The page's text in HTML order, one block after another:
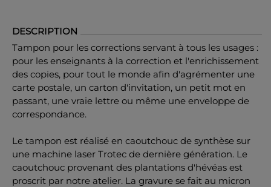
DESCRIPTION
Tampon pour les corrections servant à tous les usages :
pour les enseignants à la correction et l'enrichissement
des copies, pour tout le monde afin d'agrémenter une
carte postale, un carton d'invitation, un petit mot en
passant, une vraie lettre ou même une enveloppe de
correspondance.
Le tampon est réalisé en caoutchouc de synthèse sur
une machine laser Trotec de dernière génération. Le
caoutchouc provenant des plantations d'hévéas est
proscrit par notre atelier. La gravure se fait au micron